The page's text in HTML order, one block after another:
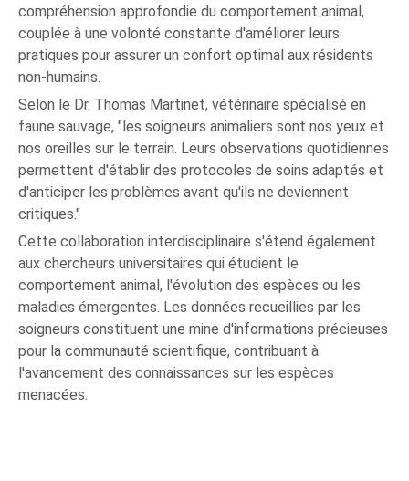
compréhension approfondie du comportement animal,
couplée à une volonté constante d'améliorer leurs
pratiques pour assurer un confort optimal aux résidents
non-humains.
Selon le Dr. Thomas Martinet, vétérinaire spécialisé en
faune sauvage, "les soigneurs animaliers sont nos yeux et
nos oreilles sur le terrain. Leurs observations quotidiennes
permettent d'établir des protocoles de soins adaptés et
d'anticiper les problèmes avant qu'ils ne deviennent
critiques."
Cette collaboration interdisciplinaire s'étend également
aux chercheurs universitaires qui étudient le
comportement animal, l'évolution des espèces ou les
maladies émergentes. Les données recueillies par les
soigneurs constituent une mine d'informations précieuses
pour la communauté scientifique, contribuant à
l'avancement des connaissances sur les espèces
menacées.